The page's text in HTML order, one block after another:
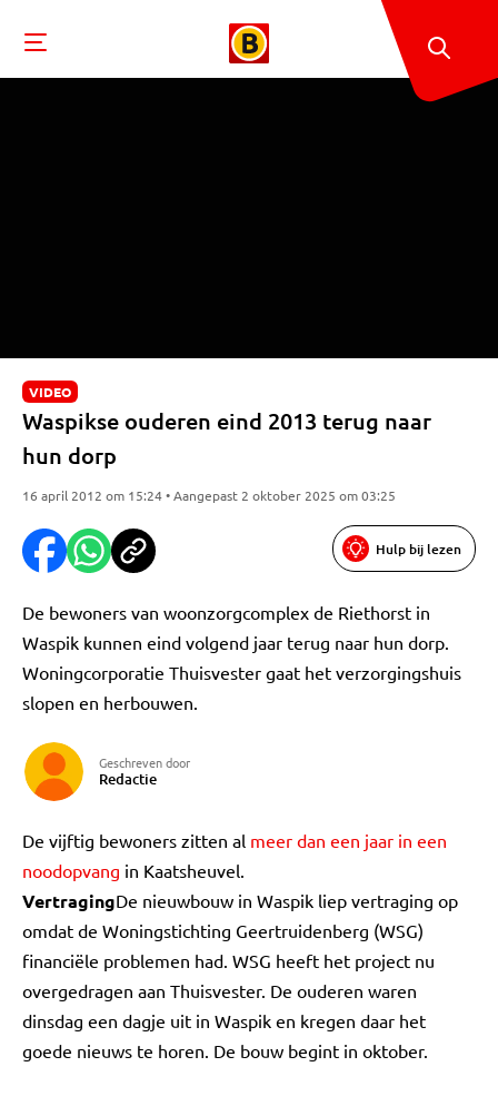
VIDEO
Waspikse ouderen eind 2013 terug naar
hun dorp
16 april 2012 om 15:24 • Aangepast 2 oktober 2025 om 03:25
Hulp bij lezen
De bewoners van woonzorgcomplex de Riethorst in
Waspik kunnen eind volgend jaar terug naar hun dorp.
Woningcorporatie Thuisvester gaat het verzorgingshuis
slopen en herbouwen.
Geschreven door
Redactie
De vijftig bewoners zitten al meer dan een jaar in een
noodopvang in Kaatsheuvel.
VertragingDe nieuwbouw in Waspik liep vertraging op
omdat de Woningstichting Geertruidenberg (WSG)
financiële problemen had. WSG heeft het project nu
overgedragen aan Thuisvester. De ouderen waren
dinsdag een dagje uit in Waspik en kregen daar het
goede nieuws te horen. De bouw begint in oktober.